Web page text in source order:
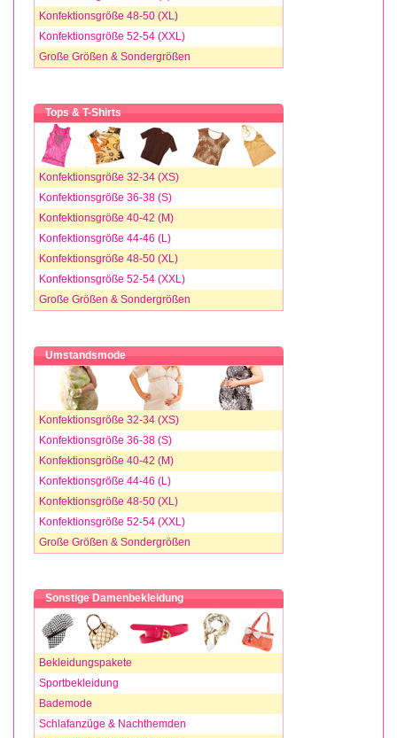
Konfektionsgröße 48-50 (XL)
Konfektionsgröße 52-54 (XXL)
Große Größen & Sondergrößen
Tops & T-Shirts
Konfektionsgröße 32-34 (XS)
Konfektionsgröße 36-38 (S)
Konfektionsgröße 40-42 (M)
Konfektionsgröße 44-46 (L)
Konfektionsgröße 48-50 (XL)
Konfektionsgröße 52-54 (XXL)
Große Größen & Sondergrößen
Umstandsmode
Konfektionsgröße 32-34 (XS)
Konfektionsgröße 36-38 (S)
Konfektionsgröße 40-42 (M)
Konfektionsgröße 44-46 (L)
Konfektionsgröße 48-50 (XL)
Konfektionsgröße 52-54 (XXL)
Große Größen & Sondergrößen
Sonstige Damenbekleidung
Bekleidungspakete
Sportbekleidung
Bademode
Schlafanzüge & Nachthemden